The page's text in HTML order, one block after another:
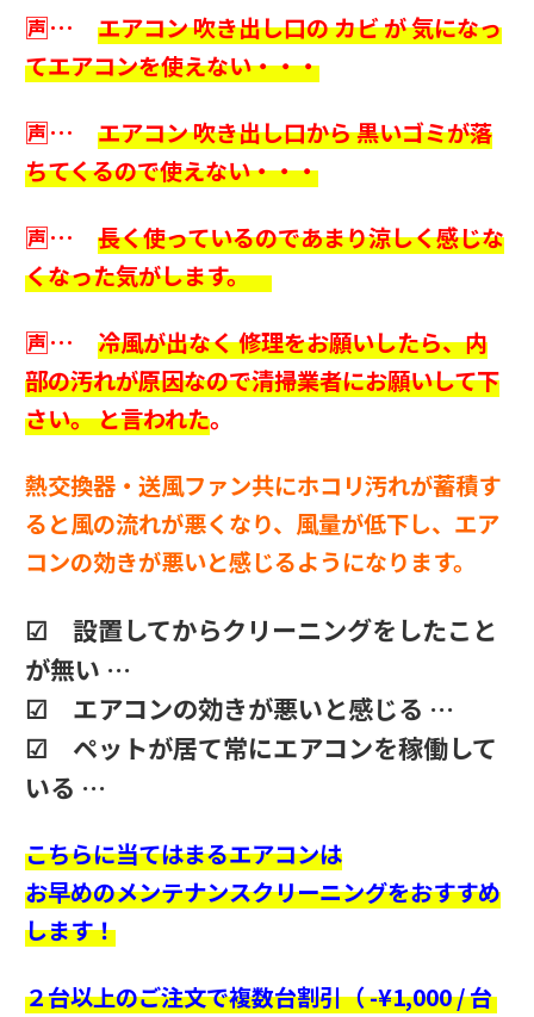
🈤… エアコン 吹き出し口の カビ が 気になっ
てエアコンを使えない・・・
🈤… エアコン 吹き出し口から 黒いゴミが落
ちてくるので使えない・・・
🈤… 長く使っているのであまり涼しく感じな
くなった気がします。
🈤… 冷風が出なく 修理をお願いしたら、内
部の汚れが原因なので清掃業者にお願いして下
さい。 と言われた。
熱交換器・送風ファン共にホコリ汚れが蓄積す
ると風の流れが悪くなり、風量が低下し、エア
コンの効きが悪いと感じるようになります。
☑ 設置してからクリーニングをしたこと
が無い …
☑ エアコンの効きが悪いと感じる …
☑ ペットが居て常にエアコンを稼働して
いる …
こちらに当てはまるエアコンは
お早めのメンテナンスクリーニングをおすすめ
します！
２台以上のご注文で複数台割引（ -¥1,000 / 台